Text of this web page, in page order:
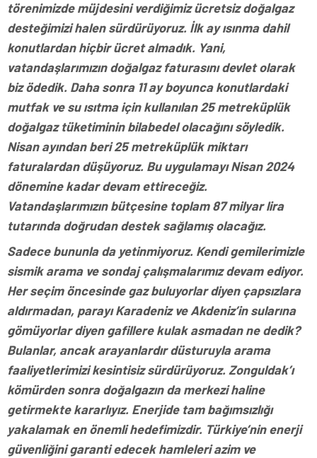
törenimizde müjdesini verdiğimiz ücretsiz doğalgaz
desteğimizi halen sürdürüyoruz. İlk ay ısınma dahil
konutlardan hiçbir ücret almadık. Yani,
vatandaşlarımızın doğalgaz faturasını devlet olarak
biz ödedik. Daha sonra 11 ay boyunca konutlardaki
mutfak ve su ısıtma için kullanılan 25 metreküplük
doğalgaz tüketiminin bilabedel olacağını söyledik.
Nisan ayından beri 25 metreküplük miktarı
faturalardan düşüyoruz. Bu uygulamayı Nisan 2024
dönemine kadar devam ettireceğiz.
Vatandaşlarımızın bütçesine toplam 87 milyar lira
tutarında doğrudan destek sağlamış olacağız.
Sadece bununla da yetinmiyoruz. Kendi gemilerimizle
sismik arama ve sondaj çalışmalarımız devam ediyor.
Her seçim öncesinde gaz buluyorlar diyen çapsızlara
aldırmadan, parayı Karadeniz ve Akdeniz’in sularına
gömüyorlar diyen gafillere kulak asmadan ne dedik?
Bulanlar, ancak arayanlardır düsturuyla arama
faaliyetlerimizi kesintisiz sürdürüyoruz. Zonguldak’ı
kömürden sonra doğalgazın da merkezi haline
getirmekte kararlıyız. Enerjide tam bağımsızlığı
yakalamak en önemli hedefimizdir. Türkiye’nin enerji
güvenliğini garanti edecek hamleleri azim ve